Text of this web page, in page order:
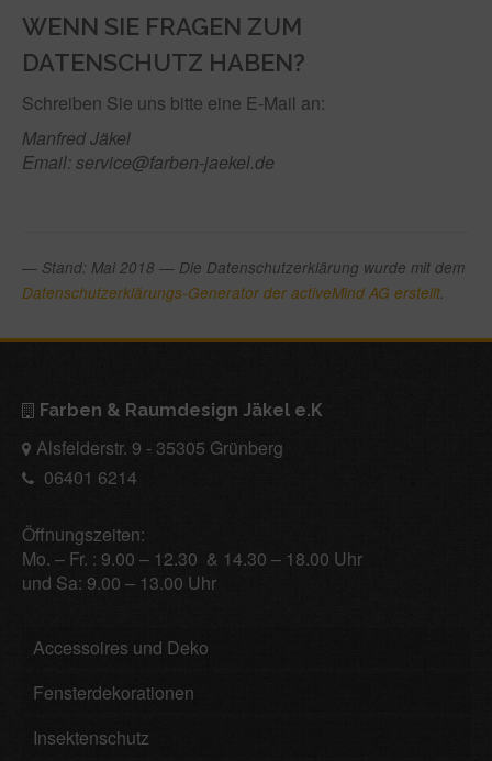
WENN SIE FRAGEN ZUM
DATENSCHUTZ HABEN?
Schreiben Sie uns bitte eine E-Mail an:
Manfred Jäkel
Email: service@farben-jaekel.de
— Stand: Mai 2018 — Die Datenschutzerklärung wurde mit dem
Datenschutzerklärungs-Generator der activeMind AG erstellt
Farben & Raumdesign Jäkel e.K
Alsfelderstr. 9 - 35305 Grünberg
06401 6214
Öffnungszeiten:
Mo. – Fr. : 9.00 – 12.30 & 14.30 – 18.00 Uhr
und Sa: 9.00 – 13.00 Uhr
Accessoires und Deko
Fensterdekorationen
Insektenschutz